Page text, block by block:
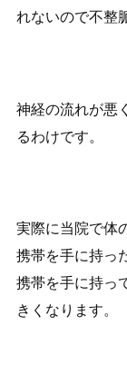
れないので不整
神経の流れが悪
るわけです。
実際に当院で体
携帯を手に持っ
携帯を手に持っ
きくなります。